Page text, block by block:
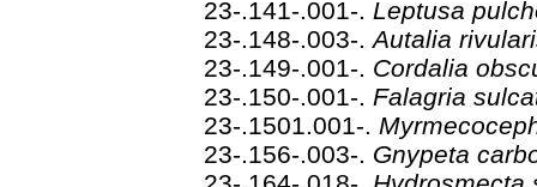
23-.141-.001-. Leptusa
23-.148-.003-.Autalia
23-.149-.001-. Cordalia
23-.150-.001-. Falagria
23-.1501.001-.
23-.156-.003-. Gnypeta